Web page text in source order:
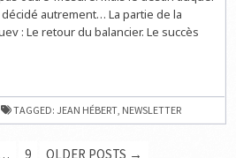
autrement… La partie de la
: Le retour du balancier. Le succès
TAGGED: JEAN HÉBERT NEWSLETTER
… 9 OLDER POSTS →